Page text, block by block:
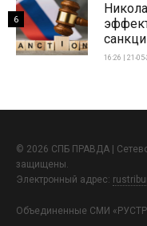
16:26 | 21-
6
© 2026 СПБ ПРАВДА |
защищены.
Электронный адрес:
Объединенные СМИ